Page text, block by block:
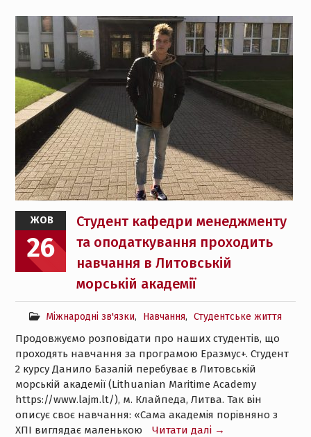
ЖОВ
26
Студент кафедри менеджменту
та оподаткування проходить
навчання в Литовській
морській академії
Міжнародні зв'язки, Навчання, Студентське життя
Продовжуємо розповідати про наших студентів, що
проходять навчання за програмою Еразмус+. Студент
2 курсу Данило Базалій перебуває в Литовській
морській академії (Lithuanian Maritime Academy
https://www.lajm.lt/), м. Клайпеда, Литва. Так він
описує своє навчання: «Сама академія порівняно з
ХПІ виглядає маленькою
Читати далі →